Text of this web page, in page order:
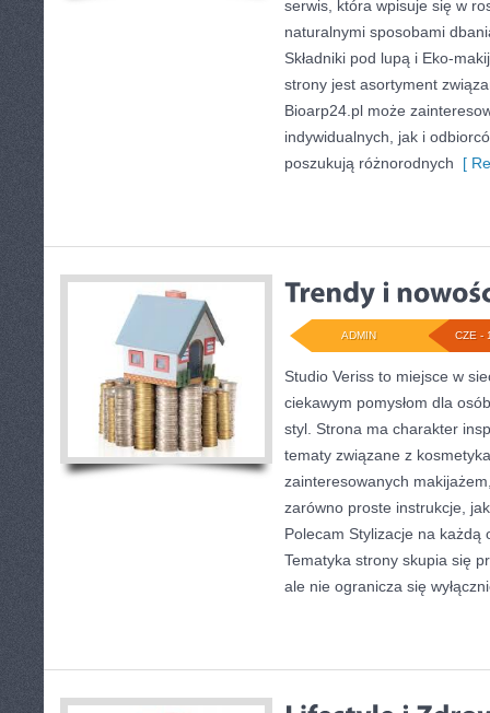
serwis, która wpisuje się w
naturalnymi sposobami
Składniki pod lupą i Eko-
strony jest asortyment
Bioarp24.pl może
indywidualnych, jak i
poszukują różnorodnych [
CZE -
ADMIN
Studio Veriss to miejsce w
ciekawym pomysłom dla
styl. Strona ma charakter
tematy związane z
zainteresowanych
zarówno proste instrukcje,
Polecam Stylizacje na każdą
Tematyka strony skupia się
ale nie ogranicza się